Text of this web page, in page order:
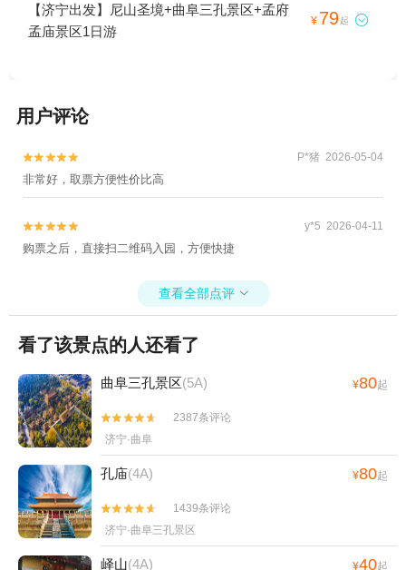
【济宁出发】尼山圣境+曲阜三孔景区+孟府
孟庙景区1日游
¥ 79起 
用户评论

 P*猪 2026-05-04
非常好，取票方便性价比高

 y*5 2026-04-11
购票之后，直接扫二维码入园，方便快捷
查看全部点评 
看了该景点的人还看了
曲阜三孔景区(5A) ¥80起


2387条评论
济宁·曲阜
孔庙(4A) ¥80起


1439条评论
济宁·曲阜三孔景区
峄山(4A) ¥40起